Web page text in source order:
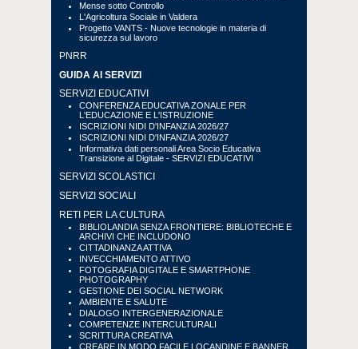
Mense sotto Controllo
L'Agricoltura Sociale in Valdera
Progetto VANTS - Nuove tecnologie in materia di
sicurezza sul lavoro
PNRR
GUIDA AI SERVIZI
SERVIZI EDUCATIVI
CONFERENZA EDUCATIVA ZONALE PER
L'EDUCAZIONE E L'ISTRUZIONE
ISCRIZIONI NIDI D'INFANZIA 2026/27
ISCRIZIONI NIDI D'INFANZIA 2026/27
Informativa dati personali Area Socio Educativa
Transizione al Digitale - SERVIZI EDUCATIVI
SERVIZI SCOLASTICI
SERVIZI SOCIALI
RETI PER LA CULTURA
BIBLIOLANDIA SENZA FRONTIERE: BIBLIOTECHE E
ARCHIVI CHE INCLUDONO
CITTADINANZA ATTIVA
INVECCHIAMENTO ATTIVO
FOTOGRAFIA DIGITALE E SMARTPHONE
PHOTOGRAPHY
GESTIONE DEI SOCIAL NETWORK
AMBIENTE E SALUTE
DIALOGO INTERGENERAZIONALE
COMPETENZE INTERCULTURALI
SCRITTURA CREATIVA
CREARE IN MODO FACILE LOCANDINE E BANNER